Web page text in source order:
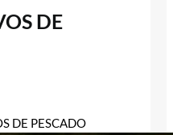
DE
DE PESCADO